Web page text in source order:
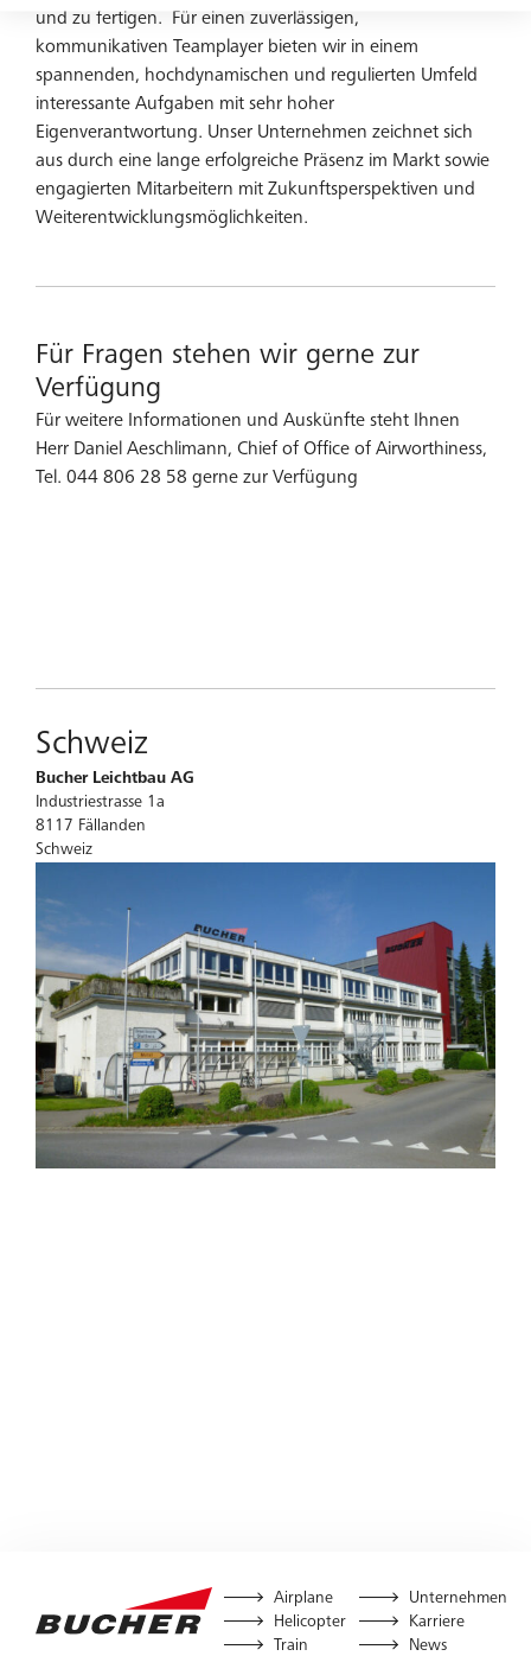
und zu fertigen. Für einen zuverlässigen,
kommunikativen Teamplayer bieten wir in einem
spannenden, hochdynamischen und regulierten Umfeld
interessante Aufgaben mit sehr hoher
Eigenverantwortung. Unser Unternehmen zeichnet sich
aus durch eine lange erfolgreiche Präsenz im Markt sowie
engagierten Mitarbeitern mit Zukunftsperspektiven und
Weiterentwicklungsmöglichkeiten.
Für Fragen stehen wir gerne zur
Verfügung
Für weitere Informationen und Auskünfte steht Ihnen
Herr Daniel Aeschlimann, Chief of Office of Airworthiness,
Tel. 044 806 28 58 gerne zur Verfügung
Schweiz
Bucher Leichtbau AG
Industriestrasse 1a
8117 Fällanden
Schweiz
Airplane
Helicopter
Train
Unternehmen
Karriere
News